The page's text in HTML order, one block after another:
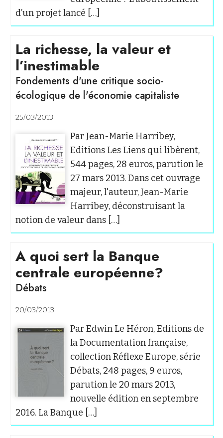
d’un projet lancé […]
La richesse, la valeur et
l’inestimable
Fondements d'une critique socio-
écologique de l'économie capitaliste
25/03/2013
Par Jean-Marie Harribey,
Editions Les Liens qui libèrent,
544 pages, 28 euros, parution le
27 mars 2013. Dans cet ouvrage
majeur, l'auteur, Jean-Marie
Harribey, déconstruisant la
notion de valeur dans […]
A quoi sert la Banque
centrale européenne?
Débats
20/03/2013
Par Edwin Le Héron, Editions de
la Documentation française,
collection Réflexe Europe, série
Débats, 248 pages, 9 euros,
parution le 20 mars 2013,
nouvelle édition en septembre
2016. La Banque […]